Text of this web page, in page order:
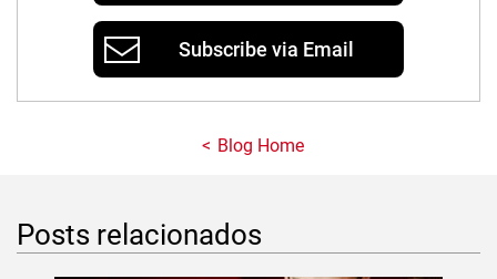
Subscribe via Email
Blog Home
Posts relacionados